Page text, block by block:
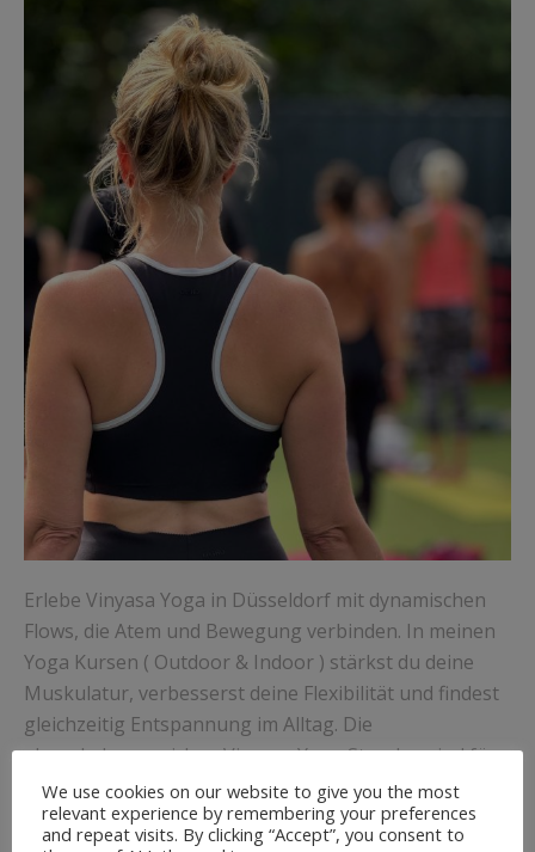
Erlebe Vinyasa Yoga in Düsseldorf mit dynamischen
Flows, die Atem und Bewegung verbinden. In meinen
Yoga Kursen ( Outdoor & Indoor ) stärkst du deine
Muskulatur, verbesserst deine Flexibilität und findest
gleichzeitig Entspannung im Alltag. Die
abwechslungsreichen Vinyasa Yoga Stunden sind für
Anfänger und Fortgeschrittene geeignet und bieten
individuelle Anpassungen für jedes Level. Trainiere
We use cookies on our website to give you the most
relevant experience by remembering your preferences
and repeat visits. By clicking “Accept”, you consent to